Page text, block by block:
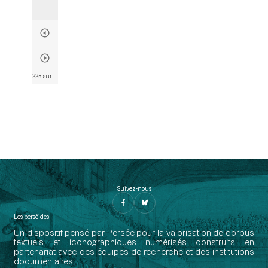
Suivez-nous
Les perséides
Un dispositif pensé par Persée pour la valorisation de corpus
textuels et iconographiques numérisés construits en
partenariat avec des équipes de recherche et des institutions
documentaires.